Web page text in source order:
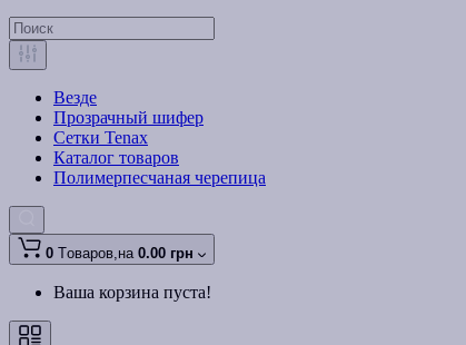
Везде
Прозрачный шифер
Сетки Tenax
Каталог товаров
Полимерпесчаная черепица
0 Tоваров,на 0.00 грн
Ваша корзина пуста!